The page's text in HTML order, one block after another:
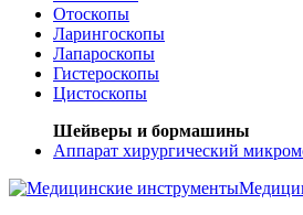
Отоскопы
Ларингоскопы
Лапароскопы
Гистероскопы
Цистоскопы
Шейверы и бормашины
Аппарат хирургический